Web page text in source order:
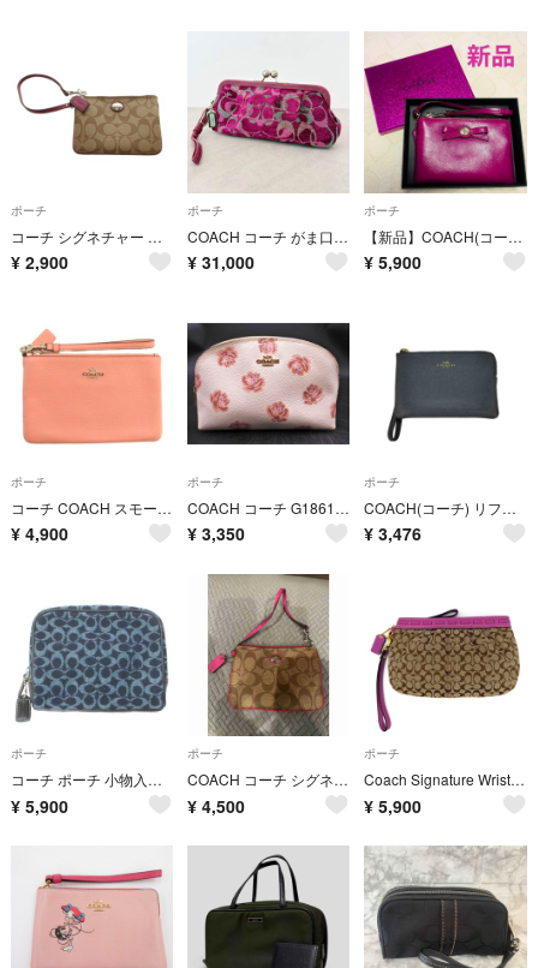
ポーチ
コーチ シグネチャー ポーチ PVC ピンク 茶 ブラウン
¥ 2,900
ポーチ
COACH コーチ がま口 ポーチ クラッチバッグ リストレット ピンク パイル生地 シグネチャー キスロック レア
¥ 31,000
ポーチ
【新品】COACH(コーチ) コーナージップリストレット(ポーチ・小物入れ)
¥ 5,900
ポーチ
コーチ COACH スモール リストレット ポーチ ピンク 260728E
¥ 4,900
ポーチ
COACH コーチ G1861 32452 レザー 花柄 ポーチ アイボリー ■■ レディース
¥ 3,350
ポーチ
COACH(コーチ) リフトレット レディース バッグ アクセサリーポーチ
¥ 3,476
ポーチ
コーチ ポーチ 小物入れ シグネチャー ウールチャーム 紺 ネイビー /X
¥ 5,900
ポーチ
COACH コーチ シグネチャー リストレット ポーチ ブラウン ピンク
¥ 4,500
ポーチ
Coach Signature Wristlet Pouch Pink Y2K
¥ 5,900